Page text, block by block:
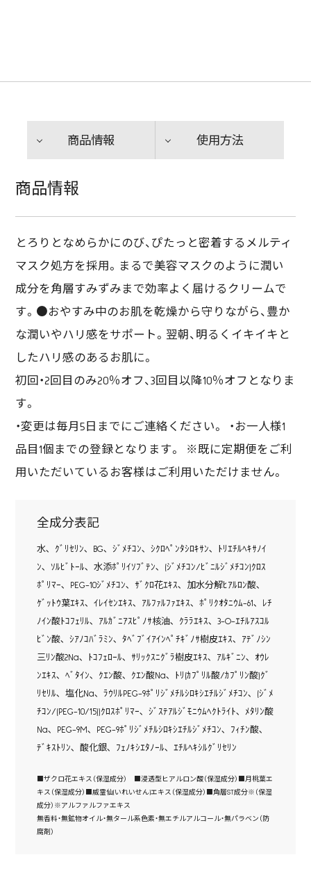
商品情報 使用方法
商品情報
とろりとなめらかにのび、ぴたっと密着するメルティ
マスク処方を採用。まるで美容マスクのように潤い
成分を角層すみずみまで効率よく届けるクリームで
す。●おやすみ中のお肌を乾燥から守りながら、豊か
な潤いやハリ感をサポート。翌朝、明るくイキイキと
したハリ感のあるお肌に。
初回・2回目のみ20％オフ、3回目以降10％オフとなりま
す。
・変更は毎月5日までにご連絡ください。 ・お一人様1
品目1個までの登録となります。 ※既に定期便をご利
用いただいているお客様はご利用いただけません。
全成分表記
水､ ｸﾞﾘｾﾘﾝ､ BG､ ｼﾞﾒﾁｺﾝ､ ｼｸﾛﾍﾟﾝﾀｼﾛｷｻﾝ､ ﾄﾘｴﾁﾙﾍｷｻﾉｲ
ﾝ､ ｿﾙﾋﾞﾄｰﾙ､ 水添ﾎﾟﾘｲｿﾌﾞﾃﾝ､ (ｼﾞﾒﾁｺﾝ/ﾋﾞﾆﾙｼﾞﾒﾁｺﾝ)ｸﾛｽ
ﾎﾟﾘﾏｰ､ PEG-10ｼﾞﾒﾁｺﾝ､ ｻﾞｸﾛ花ｴｷｽ､ 加水分解ﾋｱﾙﾛﾝ酸､
ｹﾞｯﾄｳ葉ｴｷｽ､ ｲﾚｲｾﾝｴｷｽ､ ｱﾙﾌｧﾙﾌｧｴｷｽ､ ﾎﾟﾘｸｵﾀﾆｳﾑ-61､ ﾚﾁ
ﾉｲﾝ酸ﾄｺﾌｪﾘﾙ､ ｱﾙｶﾞﾆｱｽﾋﾟﾉｻ核油､ ｸﾗﾗｴｷｽ､ 3-O-ｴﾁﾙｱｽｺﾙ
ﾋﾞﾝ酸､ ｼｱﾉｺﾊﾞﾗﾐﾝ､ ﾀﾍﾞﾌﾞｲｱｲﾝﾍﾟﾁｷﾞﾉｻ樹皮ｴｷｽ､ ｱﾃﾞﾉｼﾝ
三ﾘﾝ酸2Na､ ﾄｺﾌｪﾛｰﾙ､ ｻﾘｯｸｽﾆｸﾞﾗ樹皮ｴｷｽ､ ｱﾙｷﾞﾆﾝ､ ｵｳﾚ
ﾝｴｷｽ､ ﾍﾞﾀｲﾝ､ ｸｴﾝ酸､ ｸｴﾝ酸Na､ ﾄﾘ(ｶﾌﾟﾘﾙ酸/ｶﾌﾟﾘﾝ酸)ｸﾞ
ﾘｾﾘﾙ､ 塩化Na､ ﾗｳﾘﾙPEG-9ﾎﾟﾘｼﾞﾒﾁﾙｼﾛｷｼｴﾁﾙｼﾞﾒﾁｺﾝ､ (ｼﾞﾒ
ﾁｺﾝ/(PEG-10/15))ｸﾛｽﾎﾟﾘﾏｰ､ ｼﾞｽﾃｱﾙｼﾞﾓﾆｳﾑﾍｸﾄﾗｲﾄ､ ﾒﾀﾘﾝ酸
Na､ PEG-9M､ PEG-9ﾎﾟﾘｼﾞﾒﾁﾙｼﾛｷｼｴﾁﾙｼﾞﾒﾁｺﾝ､ ﾌｨﾁﾝ酸､
ﾃﾞｷｽﾄﾘﾝ､ 酸化銀､ ﾌｪﾉｷｼｴﾀﾉｰﾙ､ ｴﾁﾙﾍｷｼﾙｸﾞﾘｾﾘﾝ
■ザクロ花エキス（保湿成分） ■浸透型ヒアルロン酸（保湿成分）■月桃葉エ
キス（保湿成分）■威霊仙(いれいせん)エキス（保湿成分）■角層ST成分※（保湿
成分）※アルファルファエキス
無香料・無鉱物オイル・無タール系色素・無エチルアルコール・無パラベン（防
腐剤）